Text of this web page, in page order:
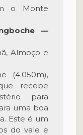
o Monte
—
Almoço e
(4.050m),
recebe
para
uma boa
Este é um
do vale e